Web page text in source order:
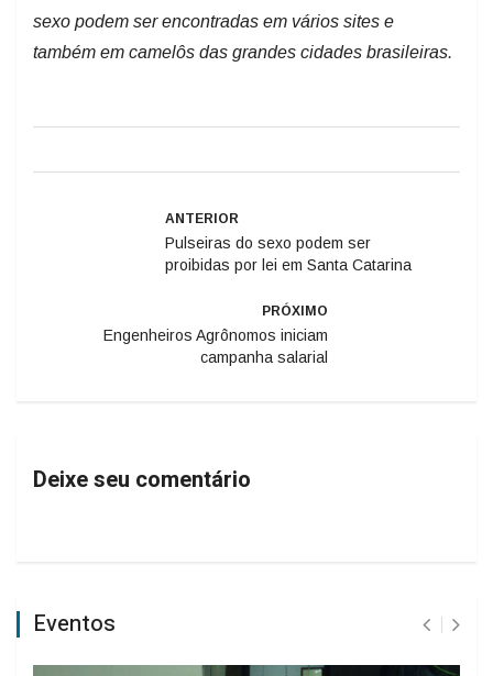
sexo podem ser encontradas em vários sites e
também em camelôs das grandes cidades brasileiras.
ANTERIOR
Pulseiras do sexo podem ser
proibidas por lei em Santa Catarina
PRÓXIMO
Engenheiros Agrônomos iniciam
campanha salarial
Deixe seu comentário
Eventos